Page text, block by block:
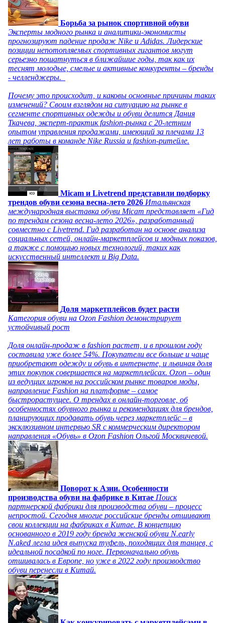
Борьба за рынок спортивной обуви
Эксперты модного рынка и аналитики-экономисты
прогнозируют падение продаж Nike и Adidas. Лидерские
позиции непотопляемых спортивных гигантов могут
серьезно пошатнуться в ближайшие годы, так как их
теснят молодые, смелые и активные конкуренты – бренды
- челленджеры.
Почему это происходит, и каковы основные причины таких
изменений? Своим взглядом на ситуацию на рынке в
сегменте спортивных одежды и обуви делится Дания
Ткачева, эксперт-практик fashion-рынка с 20-летним
опытом управления продажами, имеющий за плечами 13
лет работы в команде Nike Russia и fashion-ритейле.
Micam и Livetrend представили подборку
трендов обуви сезона весна-лето 2026 Итальянская
международная выставка обуви Micam представляет «Гид
по трендам сезона весна-лето 2026», разработанный
совместно с Livetrend. Гид разработан на основе анализа
социальных сетей, онлайн-маркетплейсов и модных показов,
а также с помощью новых технологий, таких как
искусственный интеллект и Big Data.
Доля маркетплейсов будет расти
Категория обуви на Ozon Fashion демонстрирует
устойчивый рост
Доля онлайн-продаж в fashion растет, и в прошлом году
составила уже более 54%. Покупатели все больше и чаще
приобретают одежду и обувь в интернете, и львиная доля
этих покупок совершается на маркетплейсах. Ozon – один
из ведущих игроков на российском рынке товаров моды,
направление Fashion на платформе – самое
быстрорастущее. О трендах в онлайн-торговле, об
особенностях обувного рынка и рекомендациях для брендов,
планирующих продавать обувь через маркетплейс – в
эксклюзивном интервью SR с коммерческим директором
направления «Обувь» в Ozon Fashion Ольгой Москвичевой.
Поворот к Азии. Особенности
производства обуви на фабрике в Китае Поиск
партнерской фабрики для производства обуви – процесс
непростой. Сегодня многие российские бренды отшивают
свои коллекции на фабриках в Китае. В концепцию
основанного в 2019 году бренда женской обуви N.early
N.aked легла идея выпуска туфель, походящих для танцев, с
идеальной посадкой по ноге. Первоначально обувь
отшивалась в Европе, но уже в 2022 году производство
обуви перенесли в Китай.